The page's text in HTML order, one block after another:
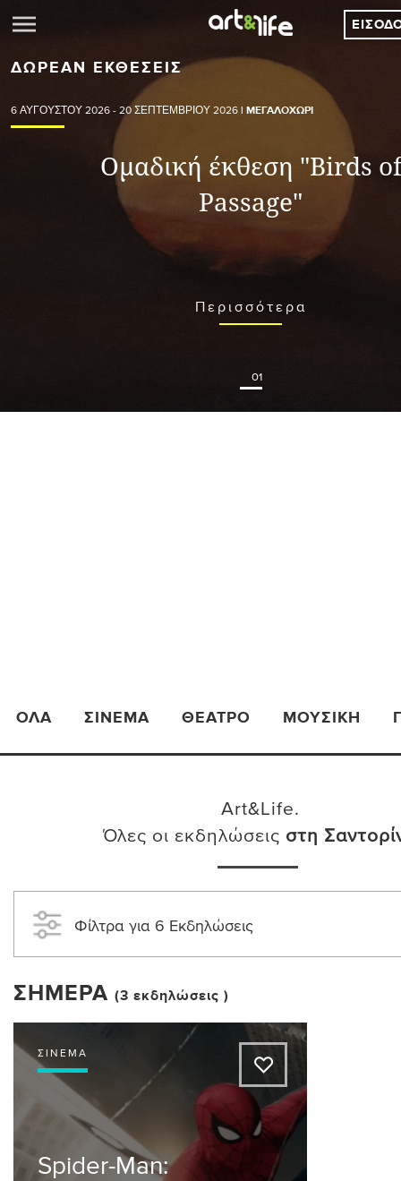
ΔΩΡΕΆΝ ΕΚΘΈΣΕΙΣ
6 ΑΥΓΟΎΣΤΟΥ 2026 - 20 ΣΕΠΤΕΜΒΡΊΟΥ 2026 | ΜΕΓΑΛΟΧΏΡΙ
Περισσότερα
Ομαδική έκθεση "Birds of
Passage"
01
ΟΛΑ ΣΙΝΕΜΆ ΘΈΑΤΡΟ ΜΟΥΣΙΚΉ
Art&Life.
Όλες οι εκδηλώσεις στη
Φίλτρα για 6 Εκδηλώσεις
ΣΉΜΕΡΑ (3 εκδηλώσεις )
ΣΙΝΕΜΆ
A
Spider-Man: